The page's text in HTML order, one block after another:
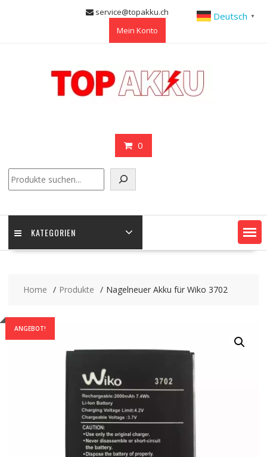
service@topakku.ch
Mein Konto
0
KATEGORIEN
Home Produkte Nagelneuer Akku für Wiko 3702
ANGEBOT!
Deutsch ▼